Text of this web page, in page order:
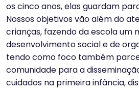
os cinco anos, elas guardam
Nossos objetivos vão além do
crianças, fazendo da escola um
desenvolvimento social e de
tendo como foco também
comunidade para a
cuidados na primeira infância,